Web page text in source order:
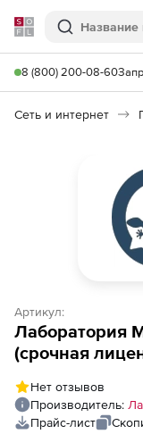
Softline
Поиск
8 (800) 200-08-60
Сеть и интернет
Артикул:
Лаборатория
(срочная
на 1 год), 150
Нет отзывов
Производитель:
Прайс-лист